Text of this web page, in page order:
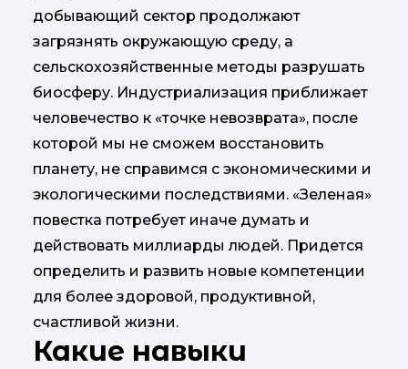
добывающий сектор продолжают
загрязнять окружающую среду, а
сельскохозяйственные методы разрушать
биосферу. Индустриализация приближает
человечество к «точке невозврата», после
которой мы не сможем восстановить
планету, не справимся с экономическими и
экологическими последствиями. «Зеленая»
повестка потребует иначе думать и
действовать миллиарды людей. Придется
определить и развить новые компетенции
для более здоровой, продуктивной,
счастливой жизни.
Какие навыки